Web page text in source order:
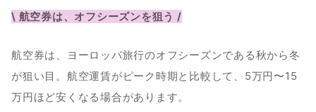
\ 航空券は、オフシーズンを狙う /
航空券は、ヨーロッパ旅行のオフシーズンである秋から冬
が狙い目。航空運賃がピーク時期と比較して、5万円〜15
万円ほど安くなる場合があります。